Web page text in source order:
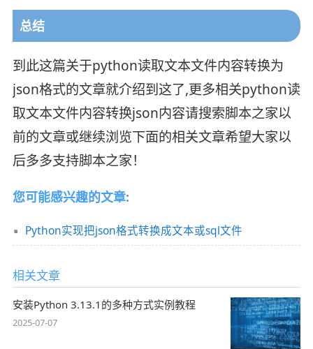
总结
到此这篇关于python读取文本文件内容转换为
json格式的文章就介绍到这了,更多相关python读
取文本文件内容转换json内容请搜索脚本之家以
前的文章或继续浏览下面的相关文章希望大家以
后多多支持脚本之家！
您可能感兴趣的文章:
Python实现把json格式转换成文本或sql文件
相关文章
安装Python 3.13.1的多种方式实例教程
2025-07-07